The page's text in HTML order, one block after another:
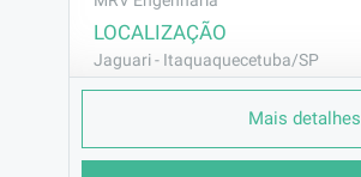
LOCALIZAÇÃO
Jaguari - Itaquaquecetuba/SP
REMUNERAÇÃO
Mais detalhes